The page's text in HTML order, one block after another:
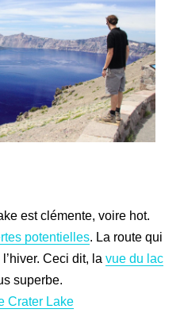
est clémente, voire hot.
potentielles. La route qui
Ceci dit, lavue du lac
superbe.
Crater Lake